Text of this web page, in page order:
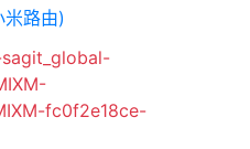
米路由)
fc0f2e18ce-